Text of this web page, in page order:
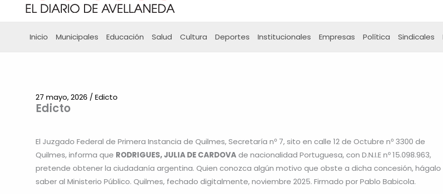
Inicio Municipales Educación Salud Cultura Deportes Institucionales Empresas Política Sindicales
Edicto
27 mayo, 2026 / Edicto
El Juzgado Federal de Primera Instancia de Quilmes, Secretaría nº 7, sito en calle 12 de Octubre nº 3300 de
Quilmes, informa que RODRIGUES, JULIA DE CARDOVAde nacionalidad Portuguesa, con D.N.I.E nº 15.098.963,
pretende obtener la ciudadanía argentina. Quien conozca algún motivo que obste a dicha concesión, hágalo
saber al Ministerio Público. Quilmes, fechado digitalmente, noviembre 2025. Firmado por Pablo Babicola.